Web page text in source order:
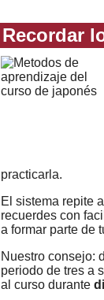
Recordar
practicarla.
El sistema repite
recuerdes con
a formar parte de
Nuestro consejo:
periodo de tres a
al curso durante